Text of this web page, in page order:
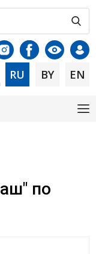
RU BY EN
по